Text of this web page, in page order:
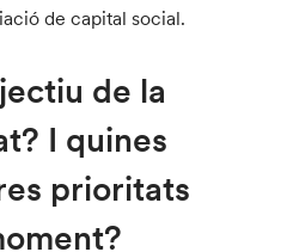
de capital social.
de la
I quines
prioritats